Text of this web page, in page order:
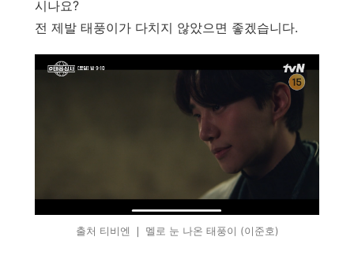
시나요?
전 제발 태풍이가 다치지 않았으면 좋겠습니다.
출처 티비엔 ❘ 멜로 눈 나온 태풍이 (이준호)